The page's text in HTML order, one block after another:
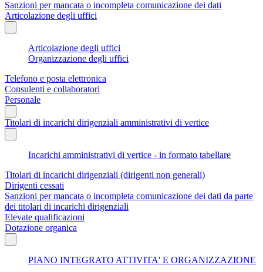
Sanzioni per mancata o incompleta comunicazione dei dati
Articolazione degli uffici
Articolazione degli uffici
Organizzazione degli uffici
Telefono e posta elettronica
Consulenti e collaboratori
Personale
Titolari di incarichi dirigenziali amministrativi di vertice
Incarichi amministrativi di vertice - in formato tabellare
Titolari di incarichi dirigenziali (dirigenti non generali)
Dirigenti cessati
Sanzioni per mancata o incompleta comunicazione dei dati da parte
dei titolari di incarichi dirigenziali
Elevate qualificazioni
Dotazione organica
PIANO INTEGRATO ATTIVITA' E ORGANIZZAZIONE